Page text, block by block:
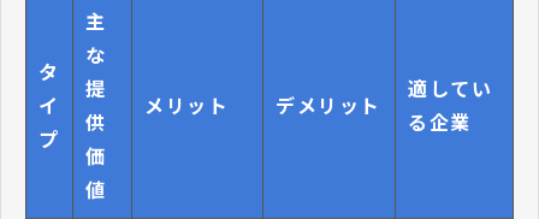
タ
イ
プ
主
な
提
供
価
値
メリット デメリット
適してい
る企業